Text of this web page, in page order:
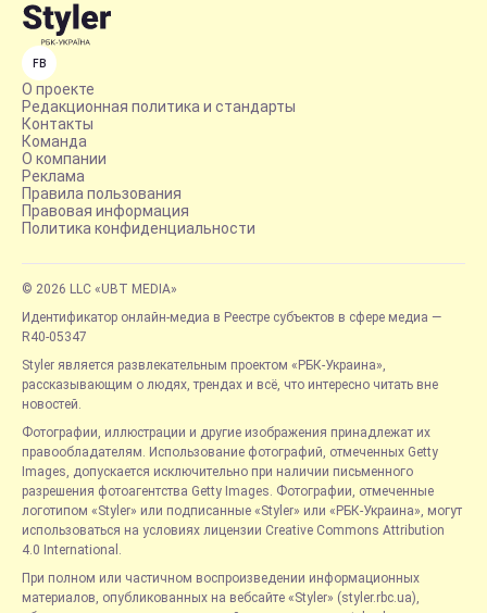
FB
О проекте
Редакционная политика и стандарты
Контакты
Команда
О компании
Реклама
Правила пользования
Правовая информация
Политика конфиденциальности
© 2026 LLC «UBT MEDIA»
Идентификатор онлайн-медиа в Реестре субъектов в сфере медиа —
R40-05347
Styler является развлекательным проектом «РБК-Украина»,
рассказывающим о людях, трендах и всё, что интересно читать вне
новостей.
Фотографии, иллюстрации и другие изображения принадлежат их
правообладателям. Использование фотографий, отмеченных Getty
Images, допускается исключительно при наличии письменного
разрешения фотоагентства Getty Images. Фотографии, отмеченные
логотипом «Styler» или подписанные «Styler» или «РБК-Украина», могут
использоваться на условиях лицензии Creative Commons Attribution
4.0 International.
При полном или частичном воспроизведении информационных
материалов, опубликованных на вебсайте «Styler» (styler.rbc.ua),